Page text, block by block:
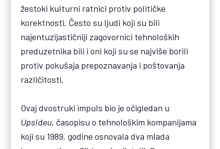
žestoki kulturni ratnici protiv političke
korektnosti. Često su ljudi koji su bili
najentuzijastičniji zagovornici tehnoloških
preduzetnika bili i oni koji su se najviše borili
protiv pokušaja prepoznavanja i poštovanja
različitosti.
Ovaj dvostruki impuls bio je očigledan u
Upsideu, časopisu o tehnološkim kompanijama
koji su 1989. godine osnovala dva mlada